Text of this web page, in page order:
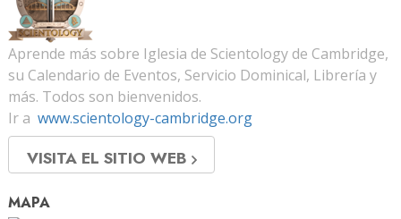
Aprende más sobre Iglesia de Scientology de Cambridge,
su Calendario de Eventos, Servicio Dominical, Librería y
más. Todos son bienvenidos.
Ir a www.scientology-cambridge.org
VISITA EL SITIO WEB
MAPA